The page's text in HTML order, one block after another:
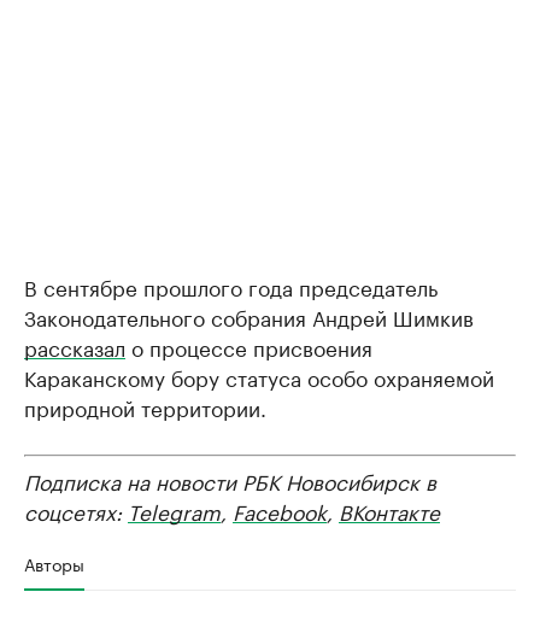
В сентябре прошлого года председатель
Законодательного собрания Андрей Шимкив
рассказал о процессе присвоения
Караканскому бору статуса особо охраняемой
природной территории.
Подписка на новости РБК Новосибирск в
соцсетях: Telegram Facebook, ВКонтакте
Авторы